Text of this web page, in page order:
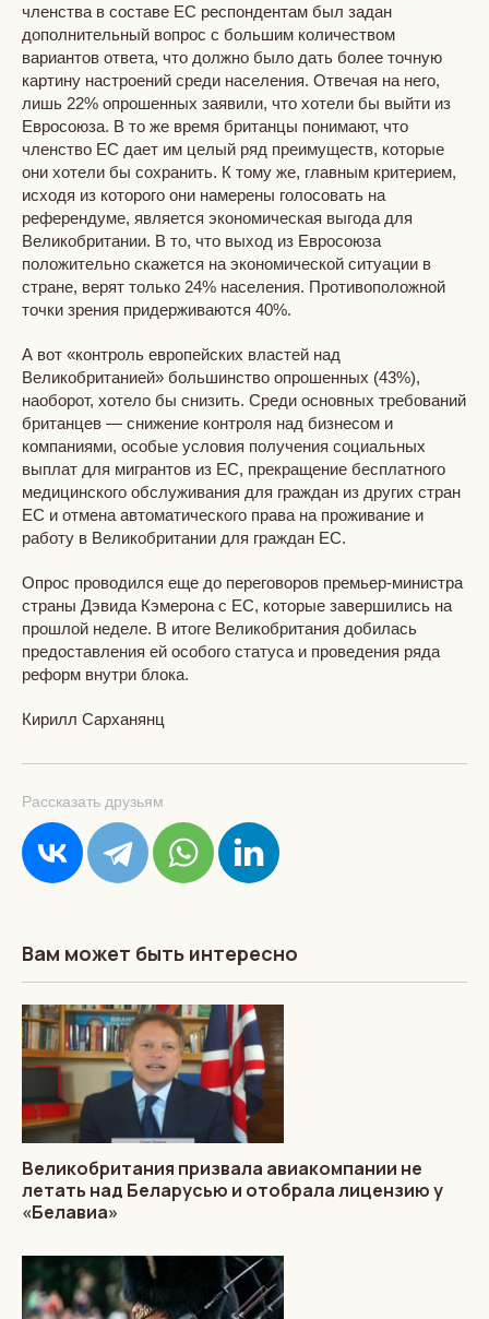
членства в составе ЕС респондентам был задан
дополнительный вопрос с большим количеством
вариантов ответа, что должно было дать более точную
картину настроений среди населения. Отвечая на него,
лишь 22% опрошенных заявили, что хотели бы выйти из
Евросоюза. В то же время британцы понимают, что
членство ЕС дает им целый ряд преимуществ, которые
они хотели бы сохранить. К тому же, главным критерием,
исходя из которого они намерены голосовать на
референдуме, является экономическая выгода для
Великобритании. В то, что выход из Евросоюза
положительно скажется на экономической ситуации в
стране, верят только 24% населения. Противоположной
точки зрения придерживаются 40%.
А вот «контроль европейских властей над
Великобританией» большинство опрошенных (43%),
наоборот, хотело бы снизить. Среди основных требований
британцев — снижение контроля над бизнесом и
компаниями, особые условия получения социальных
выплат для мигрантов из ЕС, прекращение бесплатного
медицинского обслуживания для граждан из других стран
ЕС и отмена автоматического права на проживание и
работу в Великобритании для граждан ЕС.
Опрос проводился еще до переговоров премьер-министра
страны Дэвида Кэмерона с ЕС, которые завершились на
прошлой неделе. В итоге Великобритания добилась
предоставления ей особого статуса и проведения ряда
реформ внутри блока.
Кирилл Сарханянц
Рассказать друзьям
Вам может быть интересно
Великобритания призвала авиакомпании не
летать над Беларусью и отобрала лицензию у
«Белавиа»